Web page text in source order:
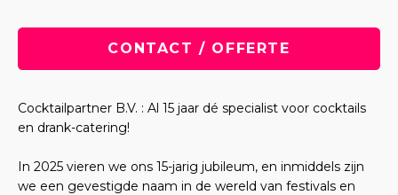
CONTACT / OFFERTE
Cocktailpartner B.V. : Al 15 jaar dé specialist voor cocktails
en drank-catering!
In 2025 vieren we ons 15-jarig jubileum, en inmiddels zijn
we een gevestigde naam in de wereld van festivals en